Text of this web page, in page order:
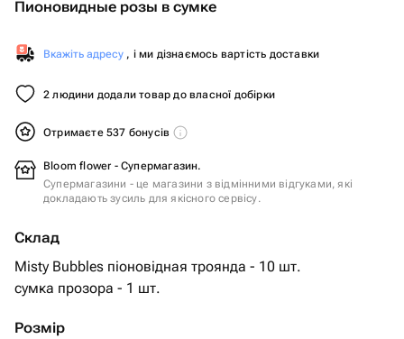
Пионовидные розы в сумке
Вкажіть адресу , і ми дізнаємось вартість доставки
2 людини додали товар до власної добірки
Отримаєте 537 бонусів
Bloom flower - Супермагазин.
Супермагазини - це магазини з відмінними відгуками, які
докладають зусиль для якісного сервісу.
Склад
Misty Bubbles піоновідная троянда - 10 шт.
сумка прозора - 1 шт.
Розмір